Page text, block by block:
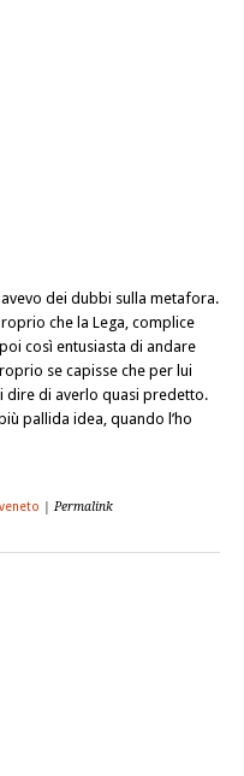
dei dubbi sulla metafora.
che la Lega, complice
così entusiasta di andare
se capisse che per lui
dire di averlo quasi predetto.
pallida idea, quando l’ho
veneto | Permalink